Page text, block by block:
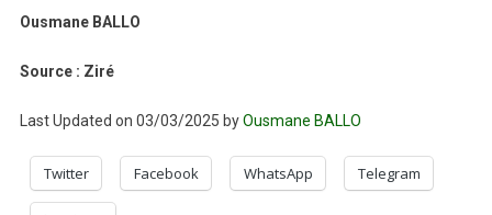
Ousmane BALLO
Source : Ziré
Last Updated on 03/03/2025 byOusmane BALLO
Twitter Facebook WhatsApp Telegram